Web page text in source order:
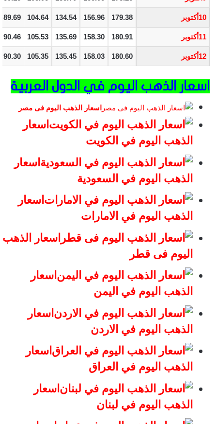
10أكتوبر 179.38
156.96
134.54
104.64
89.69
11أكتوبر 180.91
158.30
135.69
105.53
90.46
12أكتوبر 180.60
158.03
135.45
105.35
90.30
اسعار الذهب اليوم في الدول العربية
اسعار الذهب اليوم فى مصر
اسعار
الذهب اليوم في الكويت
اسعار
الذهب اليوم في السعودية
اسعار
الذهب اليوم في الامارات
اسعار الذهب
اليوم فى قطر
اسعار
الذهب اليوم في اليمن
اسعار
الذهب اليوم في الاردن
اسعار
الذهب اليوم في العراق
اسعار
الذهب اليوم في لبنان